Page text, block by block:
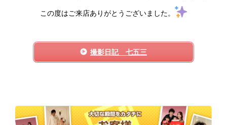
この度はご来店ありがとうございました。
撮影日記 七五三